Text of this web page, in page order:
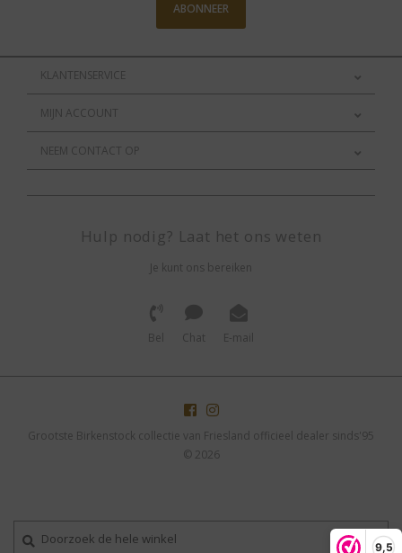
9,5
ABONNEER
KLANTENSERVICE
MIJN ACCOUNT
NEEM CONTACT OP
Hulp nodig? Laat het ons weten
Je kunt ons bereiken
Bel Chat E-mail
Grootste Birkenstock collectie van Friesland officieel dealer sinds'95
© 2026